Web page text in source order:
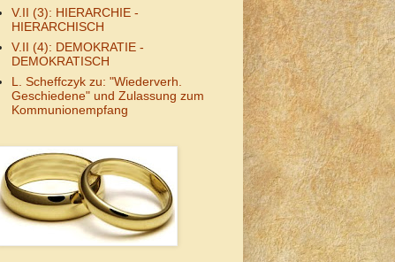
V.II (3): HIERARCHIE -
HIERARCHISCH
V.II (4): DEMOKRATIE -
DEMOKRATISCH
L. Scheffczyk zu: "Wiederverh.
Geschiedene" und Zulassung zum
Kommunionempfang